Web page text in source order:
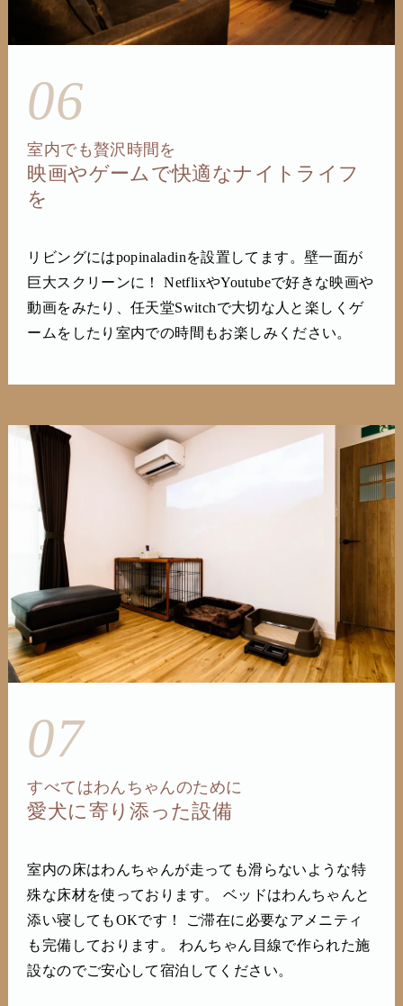
06
室内でも贅沢時間を
映画やゲームで快適なナイトライフ
を
リビングにはpopinaladinを設置してます。壁一面が
巨大スクリーンに！ NetflixやYoutubeで好きな映画や
動画をみたり、任天堂Switchで大切な人と楽しくゲ
ームをしたり室内での時間もお楽しみください。
07
すべてはわんちゃんのために
愛犬に寄り添った設備
室内の床はわんちゃんが走っても滑らないような特
殊な床材を使っております。 ベッドはわんちゃんと
添い寝してもOKです！ ご滞在に必要なアメニティ
も完備しております。 わんちゃん目線で作られた施
設なのでご安心して宿泊してください。